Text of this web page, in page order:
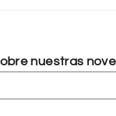
nuestras